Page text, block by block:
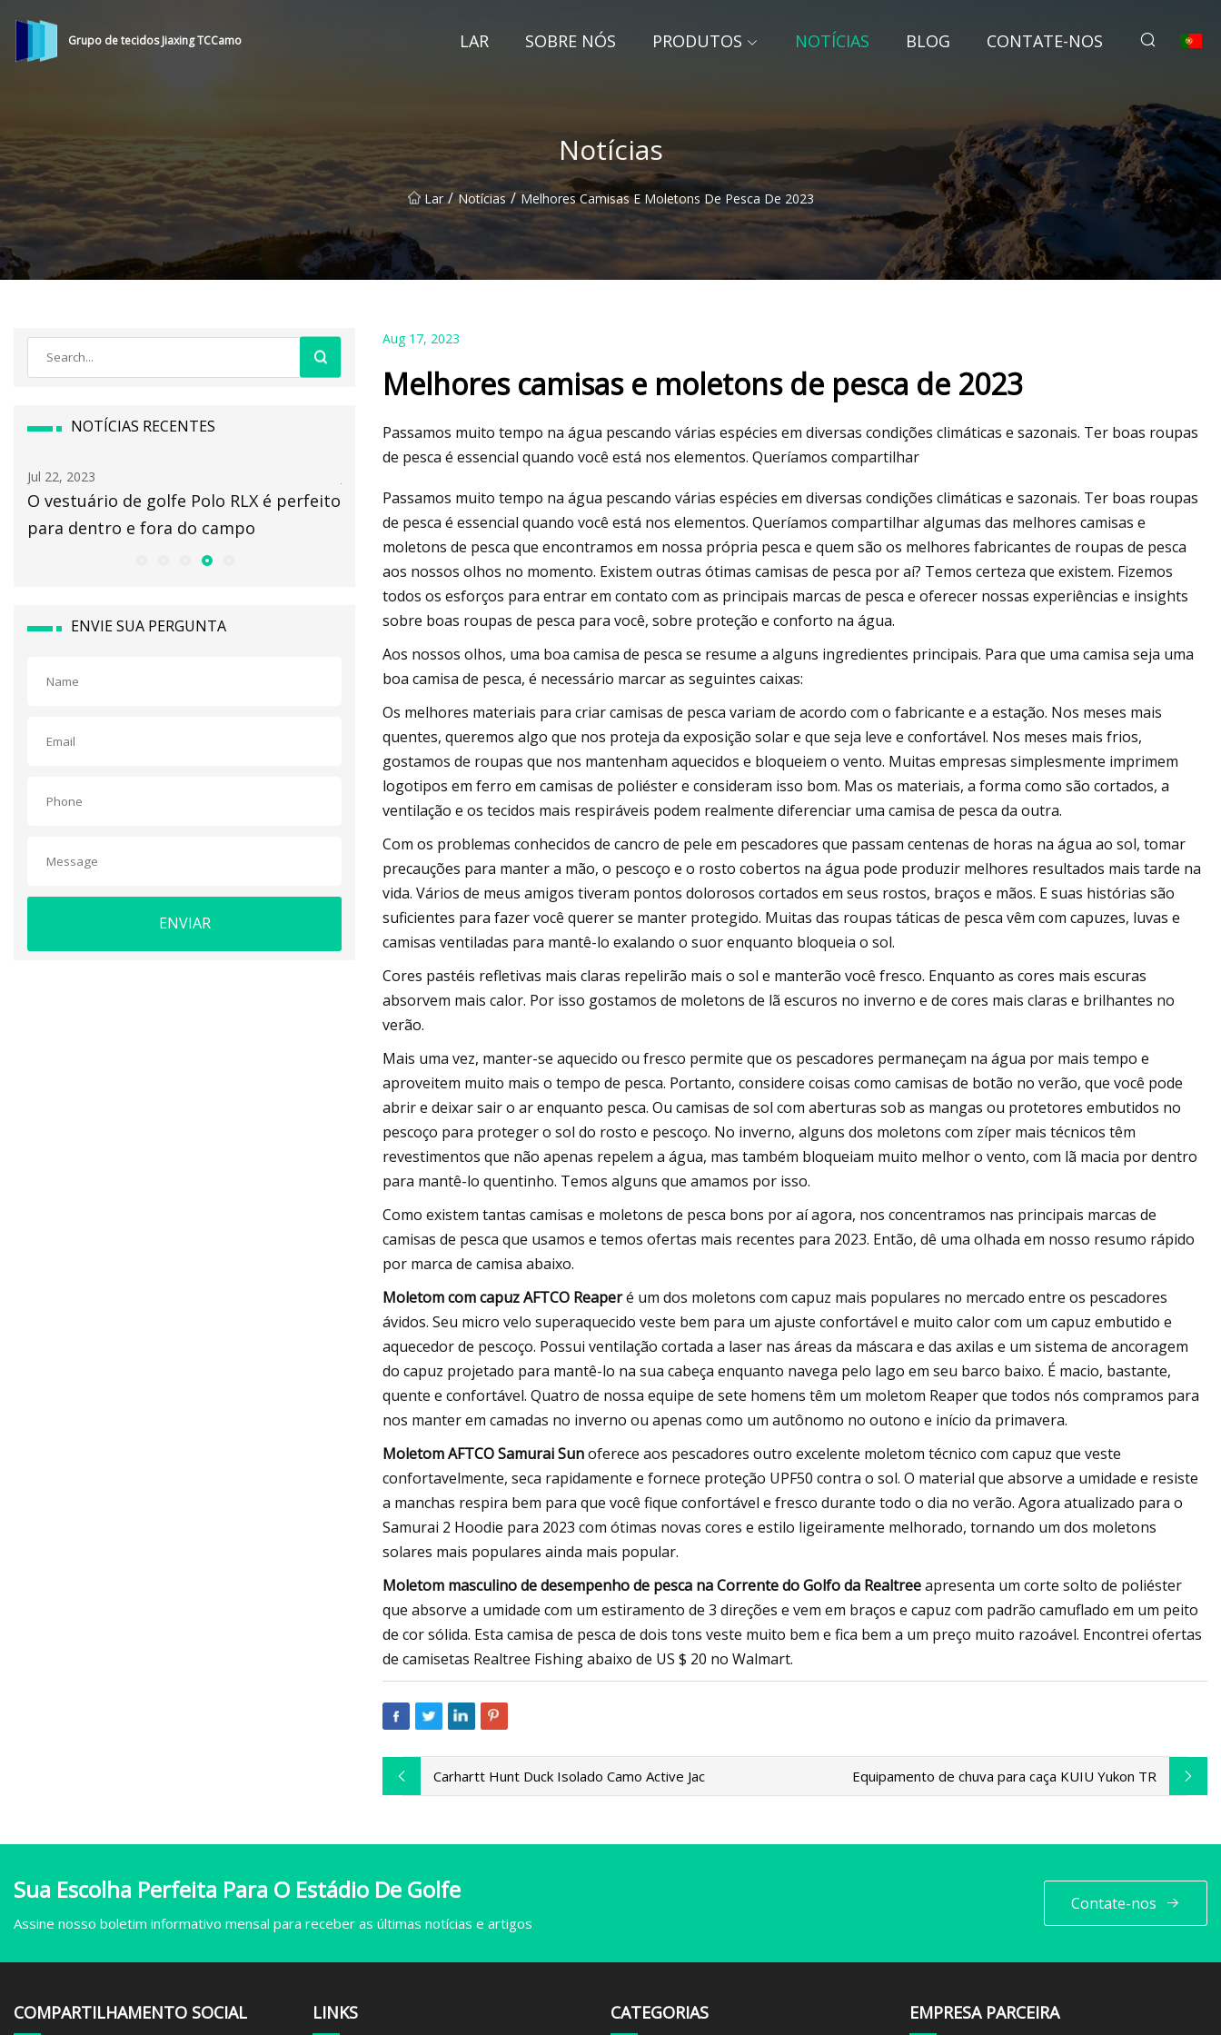
Grupo de tecidos Jiaxing TCCamo LAR SOBRE NÓS PRODUTOS NOTÍCIAS BLOG CONTATE-NOS
Notícias
Lar / Notícias / Melhores Camisas E Moletons De Pesca De 2023
NOTÍCIAS RECENTES
Jul 22, 2023
O vestuário de golfe Polo RLX é perfeito
para dentro e fora do campo
Cordura Nyco entra em serviço ativo
com Royal Marines Commandos
Descobertas festivas para presentear
os jogadores de pickleball da sua vida
ENVIE SUA PERGUNTA
ENVIAR
Aug 17, 2023
Melhores camisas e moletons de pesca de 2023
Passamos muito tempo na água pescando várias espécies em diversas condições climáticas e sazonais. Ter boas roupas
de pesca é essencial quando você está nos elementos. Queríamos compartilhar
Passamos muito tempo na água pescando várias espécies em diversas condições climáticas e sazonais. Ter boas roupas
de pesca é essencial quando você está nos elementos. Queríamos compartilhar algumas das melhores camisas e
moletons de pesca que encontramos em nossa própria pesca e quem são os melhores fabricantes de roupas de pesca
aos nossos olhos no momento. Existem outras ótimas camisas de pesca por aí? Temos certeza que existem. Fizemos
todos os esforços para entrar em contato com as principais marcas de pesca e oferecer nossas experiências e insights
sobre boas roupas de pesca para você, sobre proteção e conforto na água.
Aos nossos olhos, uma boa camisa de pesca se resume a alguns ingredientes principais. Para que uma camisa seja uma
boa camisa de pesca, é necessário marcar as seguintes caixas:
Os melhores materiais para criar camisas de pesca variam de acordo com o fabricante e a estação. Nos meses mais
quentes, queremos algo que nos proteja da exposição solar e que seja leve e confortável. Nos meses mais frios,
gostamos de roupas que nos mantenham aquecidos e bloqueiem o vento. Muitas empresas simplesmente imprimem
logotipos em ferro em camisas de poliéster e consideram isso bom. Mas os materiais, a forma como são cortados, a
ventilação e os tecidos mais respiráveis ​​​​podem realmente diferenciar uma camisa de pesca da outra.
Com os problemas conhecidos de cancro de pele em pescadores que passam centenas de horas na água ao sol, tomar
precauções para manter a mão, o pescoço e o rosto cobertos na água pode produzir melhores resultados mais tarde na
vida. Vários de meus amigos tiveram pontos dolorosos cortados em seus rostos, braços e mãos. E suas histórias são
suficientes para fazer você querer se manter protegido. Muitas das roupas táticas de pesca vêm com capuzes, luvas e
camisas ventiladas para mantê-lo exalando o suor enquanto bloqueia o sol.
Cores pastéis refletivas mais claras repelirão mais o sol e manterão você fresco. Enquanto as cores mais escuras
absorvem mais calor. Por isso gostamos de moletons de lã escuros no inverno e de cores mais claras e brilhantes no
verão.
Mais uma vez, manter-se aquecido ou fresco permite que os pescadores permaneçam na água por mais tempo e
aproveitem muito mais o tempo de pesca. Portanto, considere coisas como camisas de botão no verão, que você pode
abrir e deixar sair o ar enquanto pesca. Ou camisas de sol com aberturas sob as mangas ou protetores embutidos no
pescoço para proteger o sol do rosto e pescoço. No inverno, alguns dos moletons com zíper mais técnicos têm
revestimentos que não apenas repelem a água, mas também bloqueiam muito melhor o vento, com lã macia por dentro
para mantê-lo quentinho. Temos alguns que amamos por isso.
Como existem tantas camisas e moletons de pesca bons por aí agora, nos concentramos nas principais marcas de
camisas de pesca que usamos e temos ofertas mais recentes para 2023. Então, dê uma olhada em nosso resumo rápido
por marca de camisa abaixo.
Moletom com capuz AFTCO Reaperé um dos moletons com capuz mais populares no mercado entre os pescadores
ávidos. Seu micro velo superaquecido veste bem para um ajuste confortável e muito calor com um capuz embutido e
aquecedor de pescoço. Possui ventilação cortada a laser nas áreas da máscara e das axilas e um sistema de ancoragem
do capuz projetado para mantê-lo na sua cabeça enquanto navega pelo lago em seu barco baixo. É macio, bastante,
quente e confortável. Quatro de nossa equipe de sete homens têm um moletom Reaper que todos nós compramos para
nos manter em camadas no inverno ou apenas como um autônomo no outono e início da primavera.
Moletom AFTCO Samurai Sunoferece aos pescadores outro excelente moletom técnico com capuz que veste
confortavelmente, seca rapidamente e fornece proteção UPF50 contra o sol. O material que absorve a umidade e resiste
a manchas respira bem para que você fique confortável e fresco durante todo o dia no verão. Agora atualizado para o
Samurai 2 Hoodie para 2023 com ótimas novas cores e estilo ligeiramente melhorado, tornando um dos moletons
solares mais populares ainda mais popular.
Moletom masculino de desempenho de pesca na Corrente do Golfo da Realtreeapresenta um corte solto de poliéster
que absorve a umidade com um estiramento de 3 direções e vem em braços e capuz com padrão camuflado em um peito
de cor sólida. Esta camisa de pesca de dois tons veste muito bem e fica bem a um preço muito razoável. Encontrei ofertas
de camisetas Realtree Fishing abaixo de US $ 20 no Walmart.
Carhartt Hunt Duck Isolado Camo Active Jac Equipamento de chuva para caça KUIU Yukon TR
Sua Escolha Perfeita Para O Estádio De Golfe
Assine nosso boletim informativo mensal para receber as últimas notícias e artigos
Contate-nos
COMPARTILHAMENTO SOCIAL LINKS CATEGORIAS EMPRESA PARCEIRA